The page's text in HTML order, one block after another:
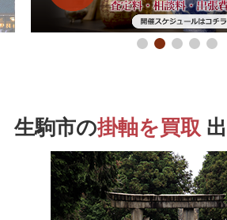
生駒市の掛軸を買取